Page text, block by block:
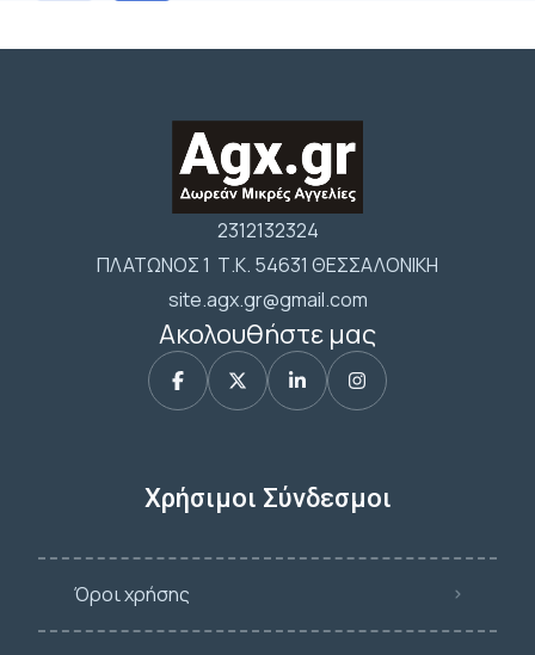
2312132324
ΠΛΑΤΩΝΟΣ 1 Τ.Κ. 54631 ΘΕΣΣΑΛΟΝΙΚΗ
site.agx.gr@gmail.com
Ακολουθήστε μας
Χρήσιμοι Σύνδεσμοι
Όροι χρήσης